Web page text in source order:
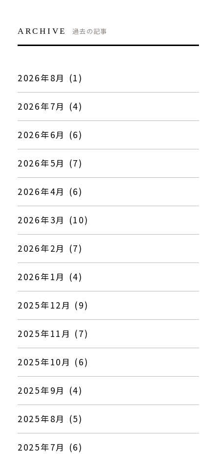
ARCHIVE 過去の記事
2026年8月 (1)
2026年7月 (4)
2026年6月 (6)
2026年5月 (7)
2026年4月 (6)
2026年3月 (10)
2026年2月 (7)
2026年1月 (4)
2025年12月 (9)
2025年11月 (7)
2025年10月 (6)
2025年9月 (4)
2025年8月 (5)
2025年7月 (6)